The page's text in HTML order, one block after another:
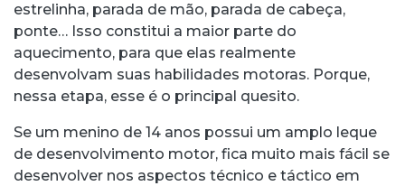
estrelinha, parada de mão, parada de cabeça,
ponte… Isso constitui a maior parte do
aquecimento, para que elas realmente
desenvolvam suas habilidades motoras. Porque,
nessa etapa, esse é o principal quesito.
Se um menino de 14 anos possui um amplo leque
de desenvolvimento motor, fica muito mais fácil se
desenvolver nos aspectos técnico e táctico em